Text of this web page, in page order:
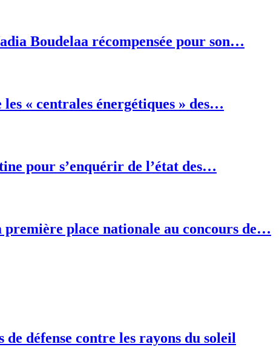
Boudelaa récompensée pour son…
« centrales énergétiques » des…
pour s’enquérir de l’état des…
place nationale au concours de…
défense contre les rayons du soleil